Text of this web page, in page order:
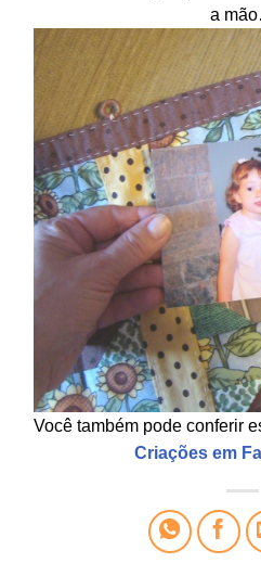
a
Você também pode conferir
Criações em